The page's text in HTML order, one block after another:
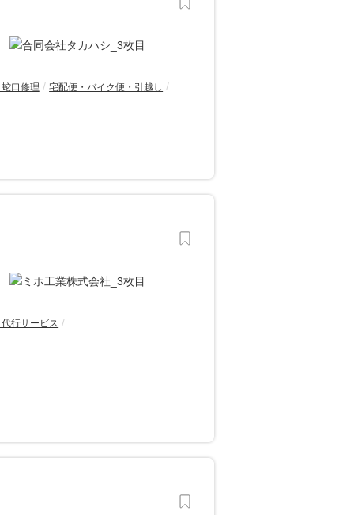
口修理 宅配便・バイク便・引越し
行サービス